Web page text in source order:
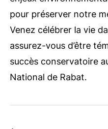
pour préserver notre
Venez célébrer la vie
assurez-vous d’être
succès conservatoire
National de Rabat.